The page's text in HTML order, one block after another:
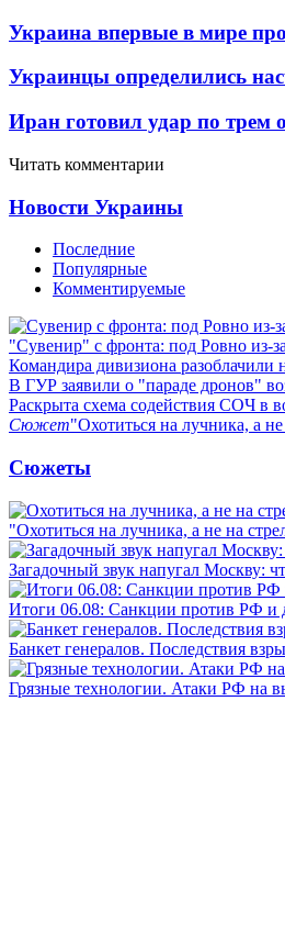
Украина впервые в мире
Украинцы определились
Иран готовил удар по
Читать комментарии
Новости Украины
Последние
Популярные
Комментируемые
"Сувенир" с фронта: под Ровно из-
Командира дивизиона разоблачили
В ГУР заявили о "параде дронов"
Раскрыта схема содействия СОЧ в
Сюжет"Охотиться на лучника, а
Сюжеты
"Охотиться на лучника, а не на
Загадочный звук напугал Москву:
Итоги 06.08: Санкции против РФ и
Банкет генералов. Последствия
Грязные технологии. Атаки РФ на